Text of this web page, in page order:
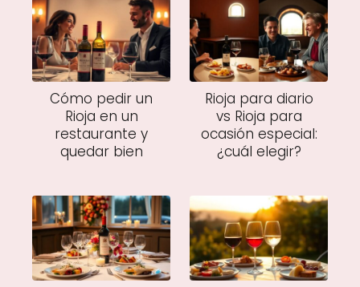
Cómo pedir un
Rioja en un
restaurante y
quedar bien
Rioja para diario
vs Rioja para
ocasión especial:
¿cuál elegir?